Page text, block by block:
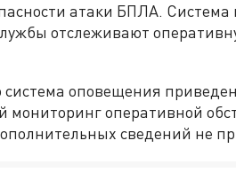
атаки БПЛА.
отслеживают
система оповещения
мониторинг оперативной
сведений не